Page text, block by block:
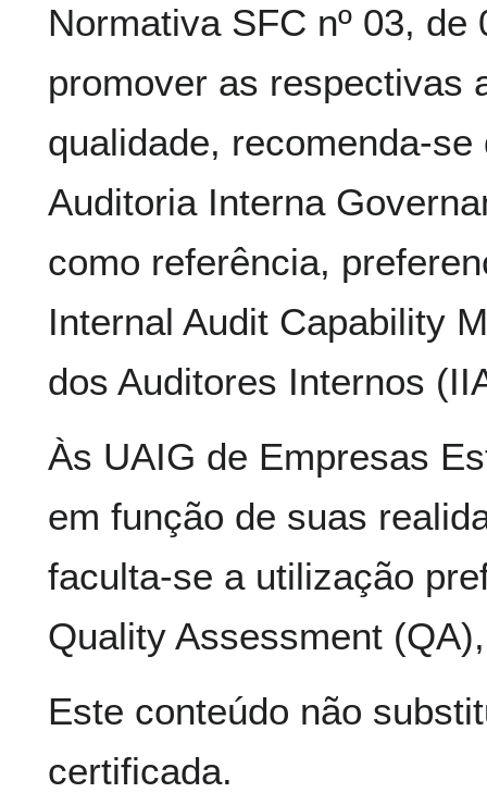
Normativa SFC nº 03,
promover as respectivas
qualidade, recomenda-
Auditoria Interna
como referência,
Internal Audit Capability
dos Auditores Internos
Às UAIG de Empresas
em função de suas
faculta-se a utilização
Quality Assessment
Este conteúdo não
certificada.